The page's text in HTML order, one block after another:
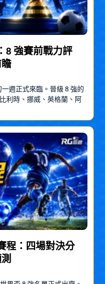
8 強賽前戰力評
週正式來臨。晉級 8 強的
利時、挪威、英格蘭、阿
程：四場對決分